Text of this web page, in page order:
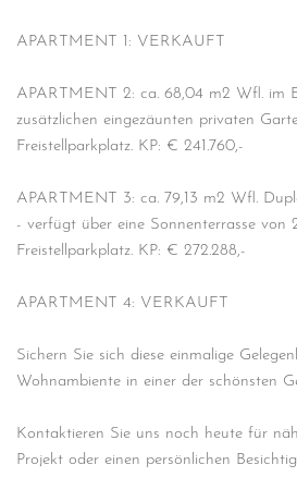
APARTMENT 1: VERKAUFT
APARTMENT 2: ca. 68,04 m2 Wfl. im
zusätzlichen eingezäunten privaten
Freistellparkplatz. KP: € 241.760,-
APARTMENT 3: ca. 79,13 m2 Wfl.
- verfügt über eine Sonnenterrasse von
Freistellparkplatz. KP: € 272.288,-
APARTMENT 4: VERKAUFT
Sichern Sie sich diese einmalige
Wohnambiente in einer der schönsten
Kontaktieren Sie uns noch heute für
Projekt oder einen persönlichen